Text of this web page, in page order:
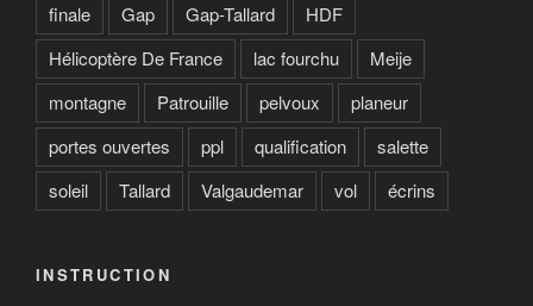
finale
Gap Gap-Tallard
HDF
Hélicoptère De France
lac fourchu
Meije
montagne
Patrouille pelvoux
planeur
portes ouvertes
ppl qualification
salette
soleil
Tallard Valgaudemar vol écrins
INSTRUCTION